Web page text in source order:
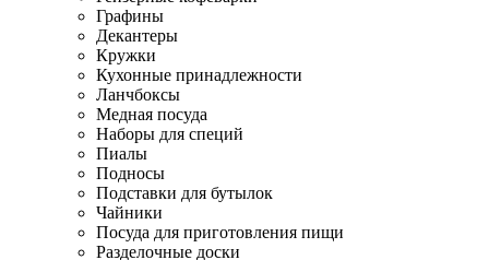
Графины
Декантеры
Кружки
Кухонные принадлежности
Ланчбоксы
Медная посуда
Наборы для специй
Пиалы
Подносы
Подставки для бутылок
Чайники
Посуда для приготовления пищи
Разделочные доски